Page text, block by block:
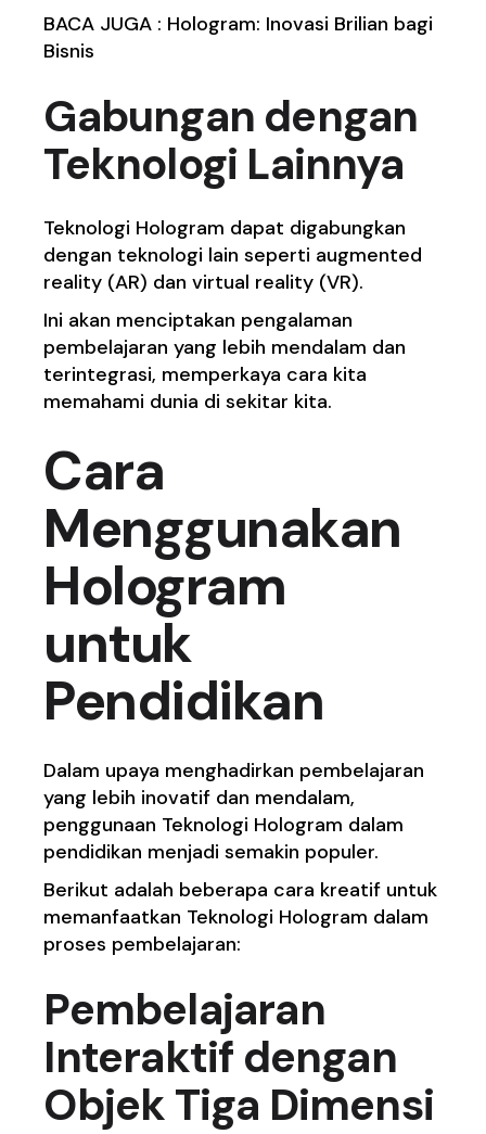
BACA JUGA : Hologram: Inovasi Brilian bagi
Bisnis
Gabungan dengan
Teknologi Lainnya
Teknologi Hologram dapat digabungkan
dengan teknologi lain seperti augmented
reality (AR) dan virtual reality (VR).
Ini akan menciptakan pengalaman
pembelajaran yang lebih mendalam dan
terintegrasi, memperkaya cara kita
memahami dunia di sekitar kita.
Cara
Menggunakan
Hologram
untuk
Pendidikan
Dalam upaya menghadirkan pembelajaran
yang lebih inovatif dan mendalam,
penggunaan Teknologi Hologram dalam
pendidikan menjadi semakin populer.
Berikut adalah beberapa cara kreatif untuk
memanfaatkan Teknologi Hologram dalam
proses pembelajaran:
Pembelajaran
Interaktif dengan
Objek Tiga Dimensi